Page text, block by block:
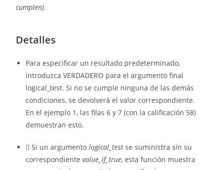
cumplen).
Detalles
Para especificar un resultado predeterminado,
introduzca VERDADERO para el argumento final
logical_test. Si no se cumple ninguna de las demás
condiciones, se devolverá el valor correspondiente.
En el ejemplo 1, las filas 6 y 7 (con la calificación 58)
demuestran esto.
 Si un argumentological_test se suministra sin su
correspondientevalue_if_true, esta función muestra